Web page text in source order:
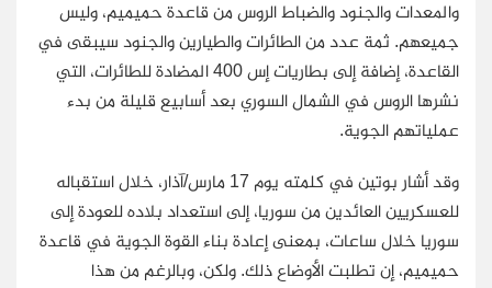
والمعدات والجنود والضباط الروس من قاعدة حميميم، وليس
جميعهم. ثمة عدد من الطائرات والطيارين والجنود سيبقى في
القاعدة، إضافة إلى بطاريات إس 400 المضادة للطائرات، التي
نشرها الروس في الشمال السوري بعد أسابيع قليلة من بدء
عملياتهم الجوية.
وقد أشار بوتين في كلمته يوم 17 مارس/آذار، خلال استقباله
للعسكريين العائدين من سوريا، إلى استعداد بلاده للعودة إلى
سوريا خلال ساعات، بمعنى إعادة بناء القوة الجوية في قاعدة
حميميم، إن تطلبت الأوضاع ذلك. ولكن، وبالرغم من هذا